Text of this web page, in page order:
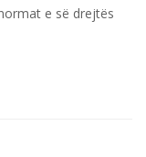
e së drejtës